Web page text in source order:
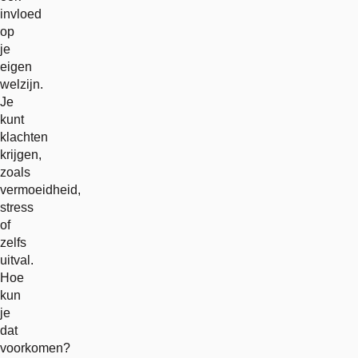
invloed
op
je
eigen
welzijn.
Je
kunt
klachten
krijgen,
zoals
vermoeidheid,
stress
of
zelfs
uitval.
Hoe
kun
je
dat
voorkomen?